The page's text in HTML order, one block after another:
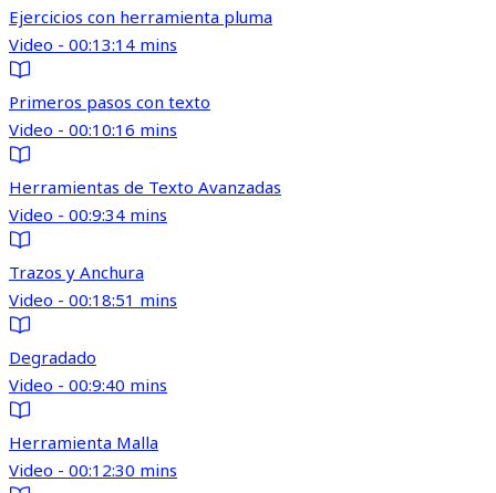
Ejercicios con herramienta pluma
Video - 00:13:14 mins
Primeros pasos con texto
Video - 00:10:16 mins
Herramientas de Texto Avanzadas
Video - 00:9:34 mins
Trazos y Anchura
Video - 00:18:51 mins
Degradado
Video - 00:9:40 mins
Herramienta Malla
Video - 00:12:30 mins